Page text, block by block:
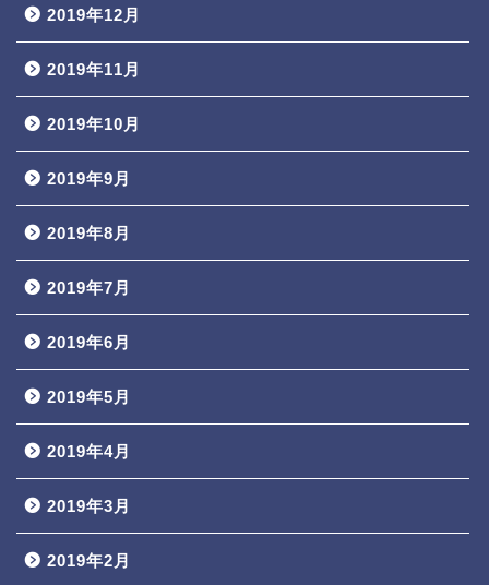
2019年12月
2019年11月
2019年10月
2019年9月
2019年8月
2019年7月
2019年6月
2019年5月
2019年4月
2019年3月
2019年2月